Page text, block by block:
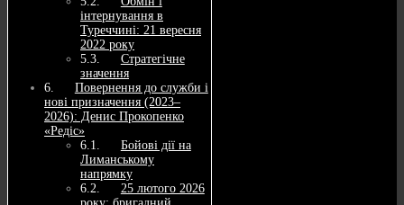
інтернування в
Туреччині: 21 вересня
2022 року
Стратегічне
значення
Повернення до служби і
нові призначення (2023–
2026): Денис Прокопенко
«Редіс»
Бойові дії на
Лиманському
напрямку
25 лютого 2026